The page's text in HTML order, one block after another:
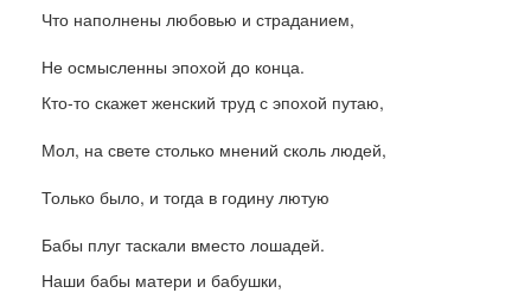
Что наполнены любовью и страданием,
Не осмысленны эпохой до конца.
Кто-то скажет женский труд с эпохой путаю,
Мол, на свете столько мнений сколь людей,
Только было, и тогда в годину лютую
Бабы плуг таскали вместо лошадей.
Наши бабы матери и бабушки,